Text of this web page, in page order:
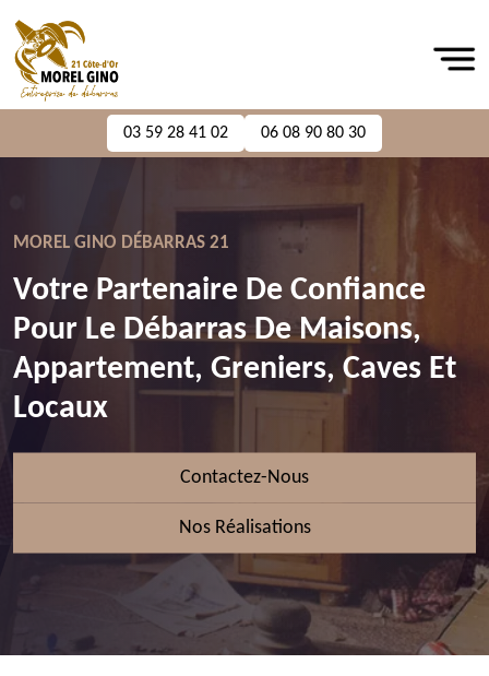
03 59 28 41 02 06 08 90 80 30
MOREL GINO DÉBARRAS 21
Votre Partenaire De Confiance
Pour Le Débarras De Maisons,
Appartement, Greniers, Caves Et
Locaux
Contactez-Nous
Nos Réalisations